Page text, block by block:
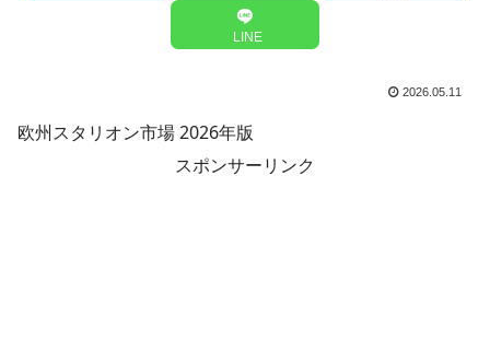
LINE
2026.05.11
欧州スタリオン市場 2026年版
スポンサーリンク